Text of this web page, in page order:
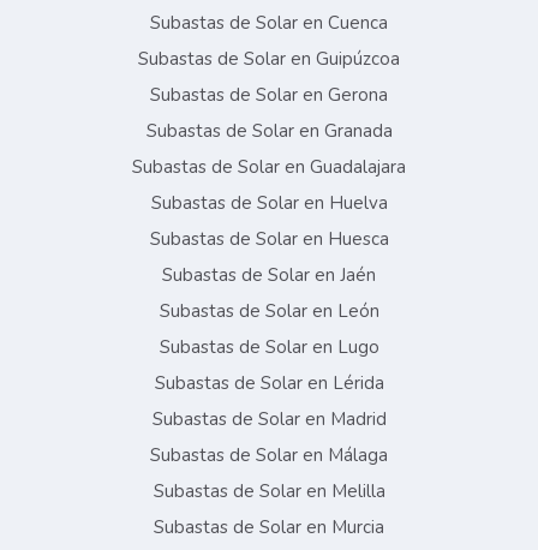
Subastas de Solar en Cuenca
Subastas de Solar en Guipúzcoa
Subastas de Solar en Gerona
Subastas de Solar en Granada
Subastas de Solar en Guadalajara
Subastas de Solar en Huelva
Subastas de Solar en Huesca
Subastas de Solar en Jaén
Subastas de Solar en León
Subastas de Solar en Lugo
Subastas de Solar en Lérida
Subastas de Solar en Madrid
Subastas de Solar en Málaga
Subastas de Solar en Melilla
Subastas de Solar en Murcia